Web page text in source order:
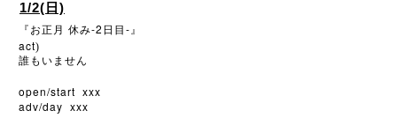
1/2(日)
『お正月 休み-2 日目 -』
act)
誰もいません
open/start xxx
adv/day xxx